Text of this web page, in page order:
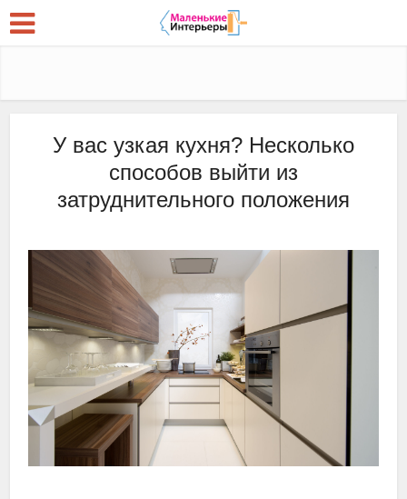
У вас узкая кухня? Несколько
способов выйти из
затруднительного положения